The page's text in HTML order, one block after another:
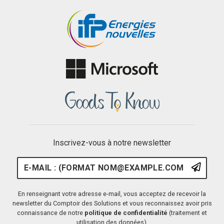
Inscrivez-vous à notre newsletter
E-mail : (format
En renseignant votre adresse e-mail, vous acceptez de recevoir la
newsletter du Comptoir des Solutions et vous reconnaissez avoir pris
connaissance de notre politique de confidentialité (traitement et
utilisation des données).